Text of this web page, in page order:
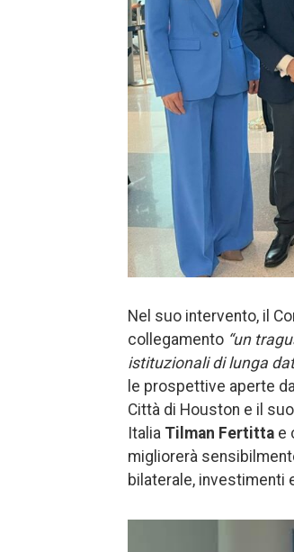
Nel suo intervento, il
collegamento “un
istituzionali di lunga
le prospettive aperte
Città di Houston e il
Italia Tilman Fertitta e
migliorerà
bilaterale, investimenti